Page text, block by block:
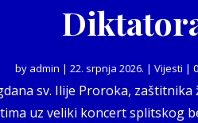
by admin | 22. srpnja 2026. | Vijesti |
sv. Ilije Proroka,
uz veliki koncert splitskog